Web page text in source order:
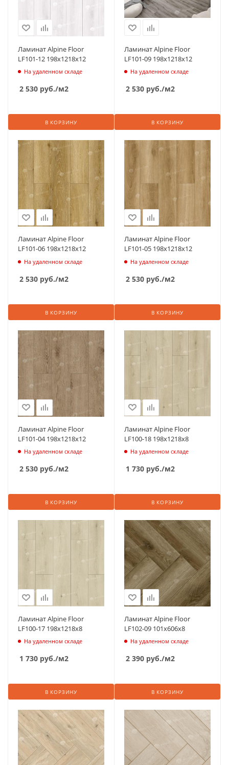
Ламинат Alpine Floor
LF101-12 198х1218х12
На удаленном складе
2 530 руб./м2
В КОРЗИНУ
Ламинат Alpine Floor
LF101-09 198х1218х12
На удаленном складе
2 530 руб./м2
В КОРЗИНУ
Ламинат Alpine Floor
LF101-06 198х1218х12
На удаленном складе
2 530 руб./м2
В КОРЗИНУ
Ламинат Alpine Floor
LF101-05 198х1218х12
На удаленном складе
2 530 руб./м2
В КОРЗИНУ
Ламинат Alpine Floor
LF101-04 198х1218х12
На удаленном складе
2 530 руб./м2
В КОРЗИНУ
Ламинат Alpine Floor
LF100-18 198х1218х8
На удаленном складе
1 730 руб./м2
В КОРЗИНУ
Ламинат Alpine Floor
LF100-17 198х1218х8
На удаленном складе
1 730 руб./м2
В КОРЗИНУ
Ламинат Alpine Floor
LF102-09 101х606х8
На удаленном складе
2 390 руб./м2
В КОРЗИНУ